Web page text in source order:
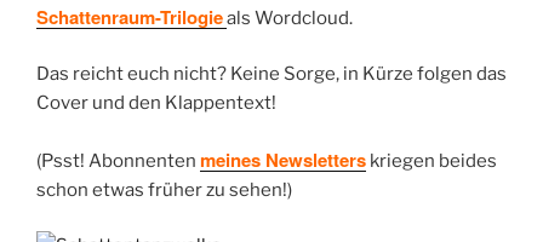
Schattenraum-Trilogieals Wordcloud.
Das reicht euch nicht? Keine Sorge, in Kürze folgen das
Cover und den Klappentext!
(Psst! Abonnenten meines Newsletters kriegen beides
schon etwas früher zu sehen!)